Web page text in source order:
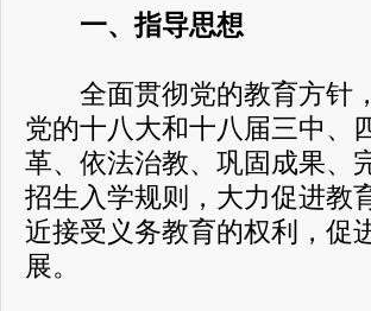
一、指导思想
全面贯彻党的教育方针，
党的十八大和十八届三中、
革、依法治教、巩固成果、
招生入学规则，大力促进教
近接受义务教育的权利，促
展。